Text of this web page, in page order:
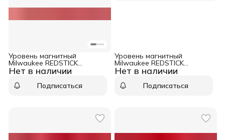
Нет в наличии
Уровень магнитный
Milwaukee REDSTICK
Backbone 120 см
Подписаться
Нет в наличии
Уровень магнитный
Milwaukee REDSTICK
Backbone 100 см
Подписаться